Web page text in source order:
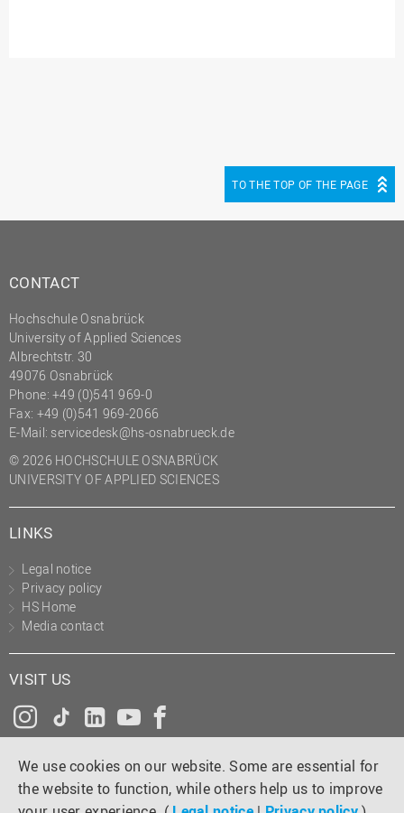
We use cookies on our website. Some are essential for
the website to function, while others help us to improve
TO THE TOP OF THE PAGE
CONTACT
Hochschule Osnabrück
University of Applied Sciences
Albrechtstr. 30
49076 Osnabrück
Phone: +49 (0)541 969-0
Fax: +49 (0)541 969-2066
E-Mail: servicedesk@hs-osnabrueck.de
© 2026 HOCHSCHULE OSNABRÜCK
UNIVERSITY OF APPLIED SCIENCES
LINKS
Legal notice
Privacy policy
HS Home
Media contact
VISIT US
Instagram
Tiktok
LinkedInYouTube